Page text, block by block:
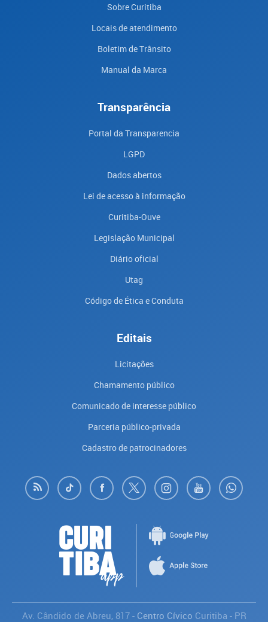
Sobre Curitiba
Locais de atendimento
Boletim de Trânsito
Manual da Marca
Transparência
Portal da Transparencia
LGPD
Dados abertos
Lei de acesso à informação
Curitiba-Ouve
Legislação Municipal
Diário oficial
Utag
Código de Ética e Conduta
Editais
Licitações
Chamamento público
Comunicado de interesse público
Parceria público-privada
Cadastro de patrocinadores
Av. Cândido de Abreu, 817- Centro Cívico Curitiba - PR